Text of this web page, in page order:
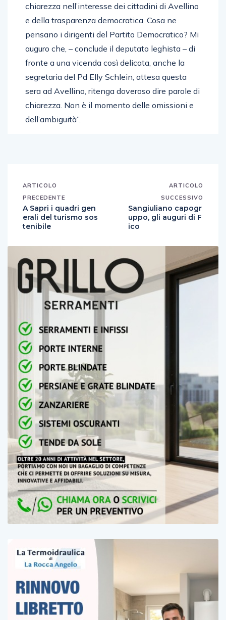
chiarezza nell’interesse dei cittadini di Avellino
e della trasparenza democratica. Cosa ne
pensano i dirigenti del Partito Democratico? Mi
auguro che, – conclude il deputato leghista – di
fronte a una vicenda così delicata, anche la
segretaria del Pd Elly Schlein, attesa questa
sera ad Avellino, ritenga doveroso dire parole di
chiarezza. Non è il momento delle omissioni e
dell’ambiguità”.
ARTICOLO
PRECEDENTE
A Sapri i quadri gen
erali del turismo sos
tenibile
ARTICOLO
SUCCESSIVO
Sangiuliano capogr
uppo, gli auguri di F
ico